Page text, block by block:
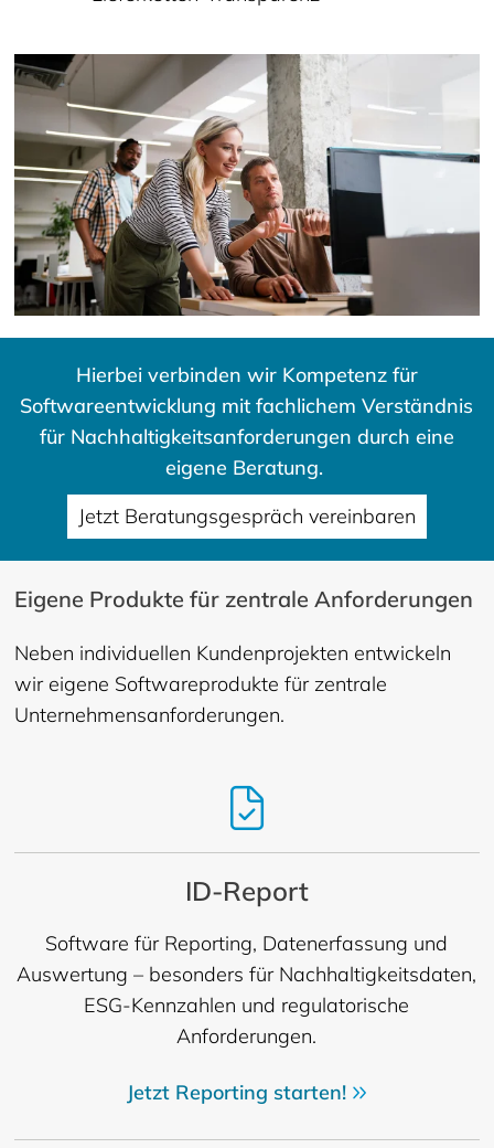
Hierbei verbinden wir Kompetenz für
Softwareentwicklung mit fachlichem Verständnis
für Nachhaltigkeitsanforderungen durch eine
eigene Beratung.
Jetzt Beratungsgespräch vereinbaren
Eigene Produkte für zentrale Anforderungen
Neben individuellen Kundenprojekten entwickeln
wir eigene Softwareprodukte für zentrale
Unternehmensanforderungen.
ID-Report
Software für Reporting, Datenerfassung und
Auswertung – besonders für Nachhaltigkeitsdaten,
ESG-Kennzahlen und regulatorische
Anforderungen.
Jetzt Reporting starten!